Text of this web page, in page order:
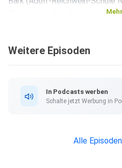
Mehr
Weitere Episoden
In Podcasts werben
Schalte jetzt Werbung in
Alle